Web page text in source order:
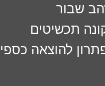
שבור
תכשיטים
להוצאה